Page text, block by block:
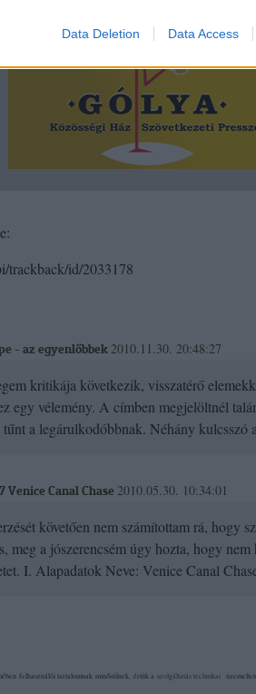
Data Deletion Data Access
trackback/id/2033178
- az egyenlőbbek 2010.11.30. 20:48:27
kritikája következik, visszatérő
egy vélemény. A címben megjelöltnél
a legárulkodóbbnak. Néhány kulcsszó
Venice Canal Chase 2010.05.30. 10:34:01
követően nem számítottam rá, hogy
meg a jószerencsém úgy hozta, hogy
I. Alapadatok Neve: Venice Canal
felhasználói tartalomnak minősülnek, értük a szolgáltatás technikai